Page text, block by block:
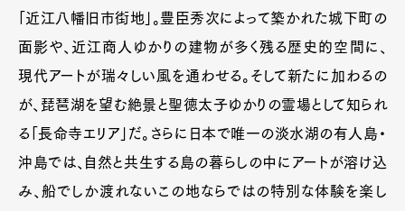
「近江八幡旧市街地」。豊臣秀次によって築かれた城下町の
面影や、近江商人ゆかりの建物が多く残る歴史的空間に、
現代アートが瑞々しい風を通わせる。そして新たに加わるの
が、琵琶湖を望む絶景と聖徳太子ゆかりの霊場として知られ
る「長命寺エリア」だ。さらに日本で唯一の淡水湖の有人島・
沖島では、自然と共生する島の暮らしの中にアートが溶け込
み、船でしか渡れないこの地ならではの特別な体験を楽し